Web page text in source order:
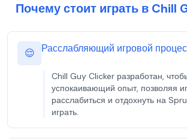
Почему стоит играть в Chill
😌 Расслабляющий игровой
Chill Guy Clicker разработан,
успокаивающий опыт, позволяя
расслабиться и отдохнуть на
играть.